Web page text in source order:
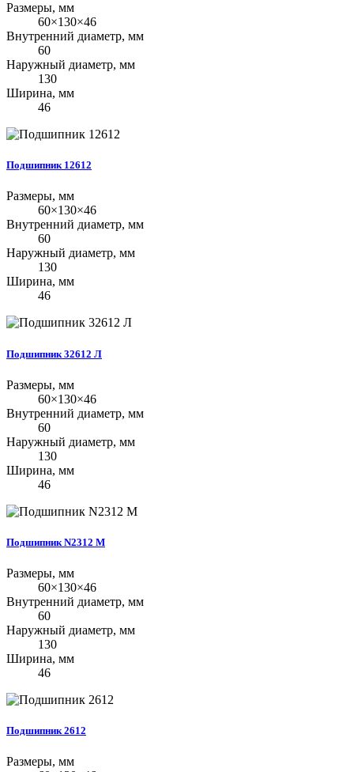
Размеры, мм
60×130×46
Внутренний диаметр, мм
60
Наружный диаметр, мм
130
Ширина, мм
46
Подшипник 12612
Размеры, мм
60×130×46
Внутренний диаметр, мм
60
Наружный диаметр, мм
130
Ширина, мм
46
Подшипник 32612 Л
Размеры, мм
60×130×46
Внутренний диаметр, мм
60
Наружный диаметр, мм
130
Ширина, мм
46
Подшипник N2312 M
Размеры, мм
60×130×46
Внутренний диаметр, мм
60
Наружный диаметр, мм
130
Ширина, мм
46
Подшипник 2612
Размеры, мм